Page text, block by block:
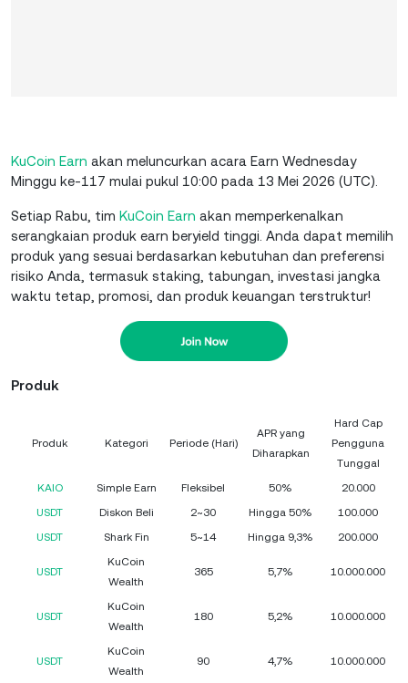
KuCoin Earn akan meluncurkan acara Earn Wednesday
Minggu ke-117 mulai pukul 10:00 pada 13 Mei 2026 (UTC).
Setiap Rabu, tim KuCoin Earn akan memperkenalkan
serangkaian produk earn beryield tinggi. Anda dapat memilih
produk yang sesuai berdasarkan kebutuhan dan preferensi
risiko Anda, termasuk staking, tabungan, investasi jangka
waktu tetap, promosi, dan produk keuangan terstruktur!
Produk
Produk Kategori Periode (Hari)
APR yang
Diharapkan
Hard Cap
Pengguna
Tunggal
KAIO
Simple Earn Fleksibel 50%
20.000
USDT
Diskon Beli 2~30 Hingga 50%
100.000
USDT
Shark Fin 5~14 Hingga 9,3% 200.000
USDT
KuCoin
Wealth
365 5,7% 10.000.000
USDT
KuCoin
Wealth
180 5,2% 10.000.000
USDT
KuCoin
Wealth
90 4,7% 10.000.000